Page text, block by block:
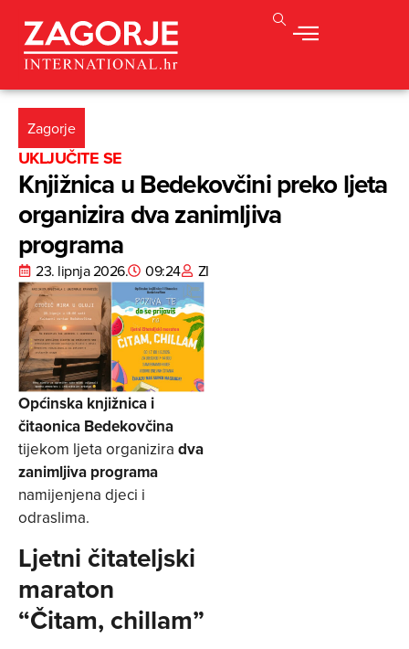
Zagorje
UKLJUČITE SE
Knjižnica u Bedekovčini preko ljeta
organizira dva zanimljiva
programa
23. lipnja 2026. 09:24 ZI
Općinska knjižnica i
čitaonica Bedekovčina
tijekom ljeta organizira dva
zanimljiva programa
namijenjena djeci i
odraslima.
Ljetni čitateljski
maraton
“Čitam, chillam”